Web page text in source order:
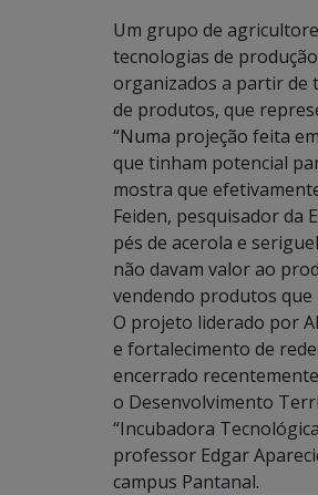
Um grupo de
tecnologias de
organizados a partir de
de produtos, que
“Numa projeção feita
que tinham potencial
mostra que
Feiden, pesquisador da
pés de acerola e
não davam valor ao
vendendo produtos que
O projeto liderado por
e fortalecimento de
encerrado
o Desenvolvimento
“Incubadora
professor Edgar
campus Pantanal.